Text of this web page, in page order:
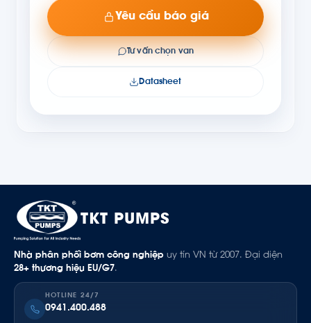
Yêu cầu báo giá
Tư vấn chọn van
Datasheet
TKT PUMPS
Nhà phân phối bơm công nghiệp uy tín VN từ 2007. Đại diện
28+ thương hiệu EU/G7.
HOTLINE 24/7
0941.400.488